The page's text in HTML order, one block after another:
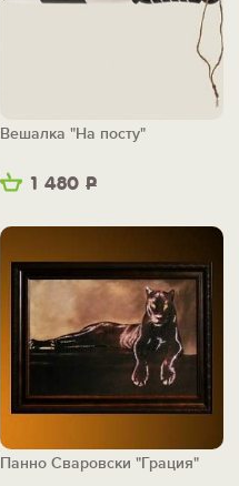
1 480 Р
Вешалка "На посту"
Панно Сваровски "Грация"